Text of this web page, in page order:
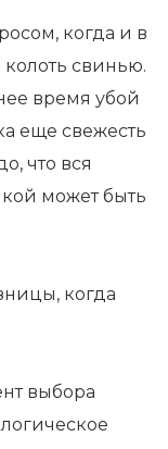
когда и в
колоть свинью.
время убой
еще свежесть
что вся
может быть
когда
выбора